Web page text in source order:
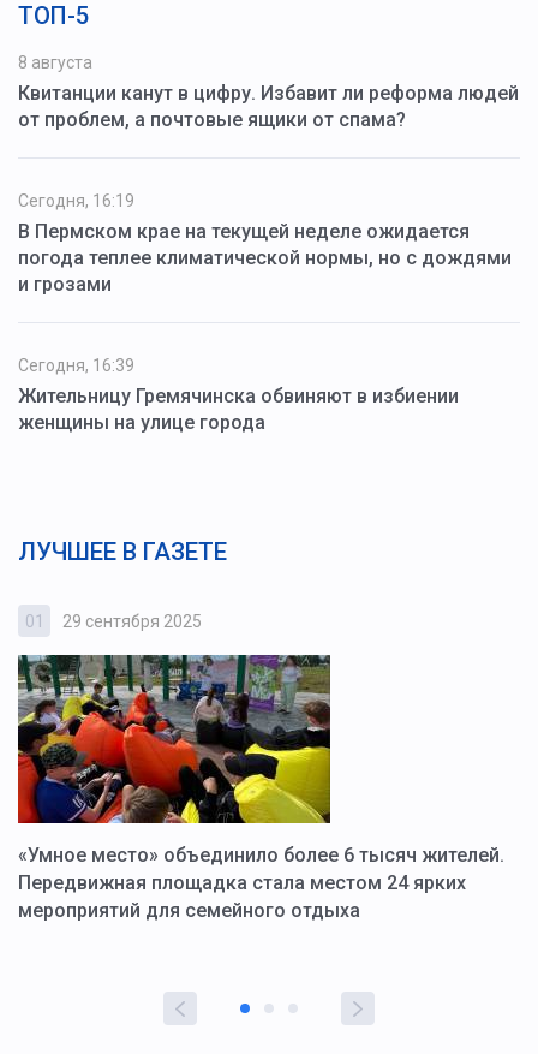
ТОП-5
8 августа
Квитанции канут в цифру. Избавит ли реформа людей
от проблем, а почтовые ящики от спама?
Сегодня, 16:19
В Пермском крае на текущей неделе ожидается
погода теплее климатической нормы, но с дождями
и грозами
Сегодня, 16:39
Жительницу Гремячинска обвиняют в избиении
женщины на улице города
ЛУЧШЕЕ В ГАЗЕТЕ
01 29 сентября 2025
«Умное место» объединило более 6 тысяч жителей.
Передвижная площадка стала местом 24 ярких
мероприятий для семейного отдыха